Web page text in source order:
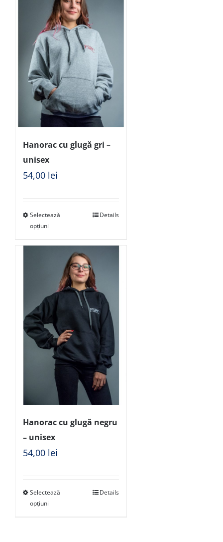
Hanorac cu glugă gri –
unisex
54,00 lei
Selectează
opțiuni
Details
Hanorac cu glugă negru
– unisex
54,00 lei
Selectează
opțiuni
Details